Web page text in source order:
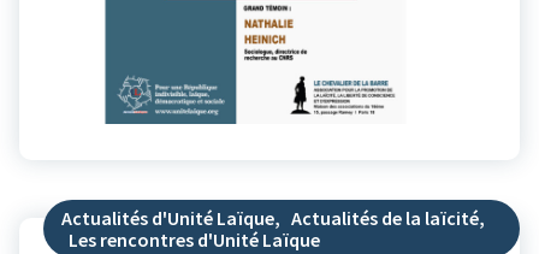
Actualités d'Unité Laïque, Actualités de la laïcité,
Les rencontres d'Unité Laïque